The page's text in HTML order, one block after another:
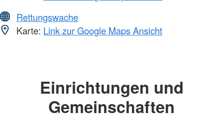
Rettungswache
Karte: Link zur Google Maps Ansicht
Einrichtungen und
Gemeinschaften